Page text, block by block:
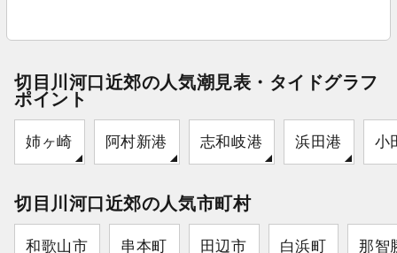
切目川河口近郊の人気潮見表・タイドグラフ
ポイント
姉ヶ崎 阿村新港 志和岐港 浜田港 小
切目川河口近郊の人気市町村
和歌山市 串本町 田辺市 白浜町 那智